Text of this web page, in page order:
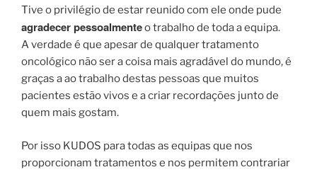
Tive o privilégio de estar reunido com ele onde pude
agradecer pessoalmenteo trabalho de toda a equipa.
A verdade é que apesar de qualquer tratamento
oncológico não ser a coisa mais agradável do mundo, é
graças a ao trabalho destas pessoas que muitos
pacientes estão vivos e a criar recordações junto de
quem mais gostam.
Por isso KUDOS para todas as equipas que nos
proporcionam tratamentos e nos permitem contrariar